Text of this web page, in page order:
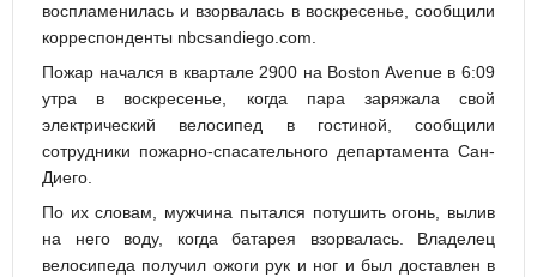
воспламенилась и взорвалась в воскресенье, сообщили
корреспонденты nbcsandiego.com.
Пожар начался в квартале 2900 на Boston Avenue в 6:09
утра в воскресенье, когда пара заряжала свой
электрический велосипед в гостиной, сообщили
сотрудники пожарно-спасательного департамента Сан-
Диего.
По их словам, мужчина пытался потушить огонь, вылив
на него воду, когда батарея взорвалась. Владелец
велосипеда получил ожоги рук и ног и был доставлен в